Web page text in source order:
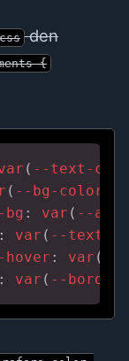
den
{
( --text-
( --bg-color
: var ( --
: var ( --text-
hover : var (
: var ( --